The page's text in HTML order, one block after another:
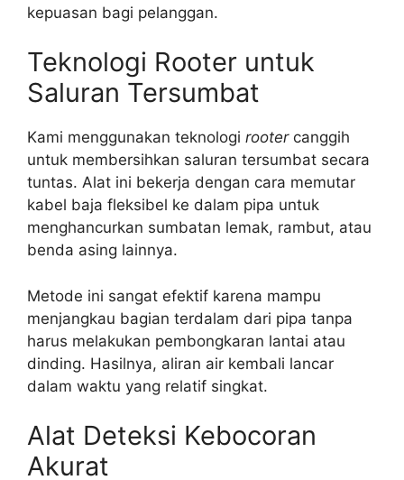
kepuasan bagi pelanggan.
Teknologi Rooter untuk
Saluran Tersumbat
Kami menggunakan teknologi rootercanggih
untuk membersihkan saluran tersumbat secara
tuntas. Alat ini bekerja dengan cara memutar
kabel baja fleksibel ke dalam pipa untuk
menghancurkan sumbatan lemak, rambut, atau
benda asing lainnya.
Metode ini sangat efektif karena mampu
menjangkau bagian terdalam dari pipa tanpa
harus melakukan pembongkaran lantai atau
dinding. Hasilnya, aliran air kembali lancar
dalam waktu yang relatif singkat.
Alat Deteksi Kebocoran
Akurat